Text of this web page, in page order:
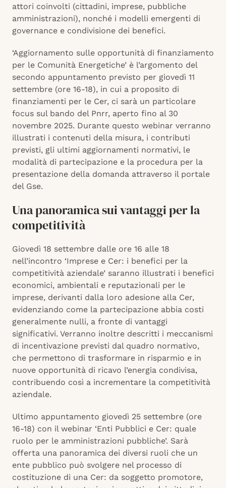
attori coinvolti (cittadini, imprese, pubbliche
amministrazioni), nonché i modelli emergenti di
governance e condivisione dei benefici.
‘Aggiornamento sulle opportunità di finanziamento
per le Comunità Energetiche’ è l’argomento del
secondo appuntamento previsto per giovedì 11
settembre (ore 16-18), in cui a proposito di
finanziamenti per le Cer, ci sarà un particolare
focus sul bando del Pnrr, aperto fino al 30
novembre 2025. Durante questo webinar verranno
illustrati i contenuti della misura, i contributi
previsti, gli ultimi aggiornamenti normativi, le
modalità di partecipazione e la procedura per la
presentazione della domanda attraverso il portale
del Gse.
Una panoramica sui vantaggi per la
competitività
Giovedì 18 settembre dalle ore 16 alle 18
nell’incontro ‘Imprese e Cer: i benefici per la
competitività aziendale’ saranno illustrati i benefici
economici, ambientali e reputazionali per le
imprese, derivanti dalla loro adesione alla Cer,
evidenziando come la partecipazione abbia costi
generalmente nulli, a fronte di vantaggi
significativi. Verranno inoltre descritti i meccanismi
di incentivazione previsti dal quadro normativo,
che permettono di trasformare in risparmio e in
nuove opportunità di ricavo l’energia condivisa,
contribuendo così a incrementare la competitività
aziendale.
Ultimo appuntamento giovedì 25 settembre (ore
16-18) con il webinar ‘Enti Pubblici e Cer: quale
ruolo per le amministrazioni pubbliche’. Sarà
offerta una panoramica dei diversi ruoli che un
ente pubblico può svolgere nel processo di
costituzione di una Cer: da soggetto promotore,